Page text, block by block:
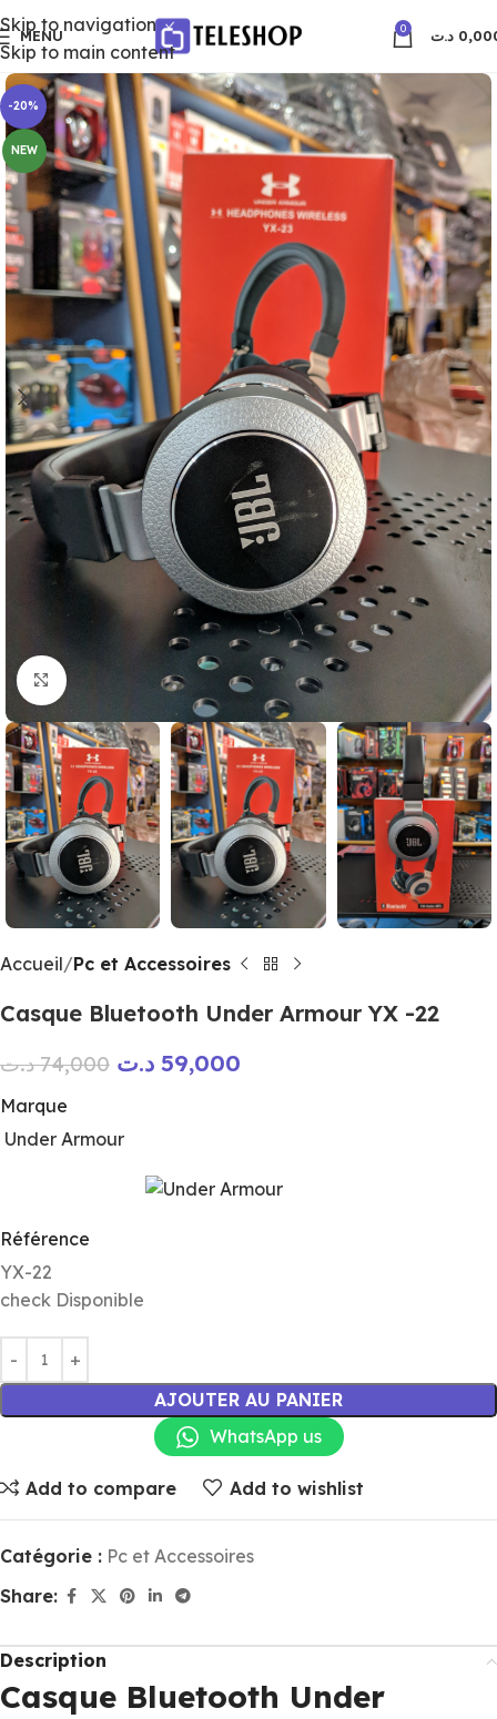
Skip to navigation
Skip to main content
MENU 0 د.ت
-20%
NEW
Click to enlarge
Accueil Pc et Accessoires
Casque Bluetooth Under Armour YX -22
74,000 د.ت 59,000 د.ت
Marque
Under Armour
Référence
YX-22
check Disponible
AJOUTER AU PANIER
WhatsApp us
Add to compare Add to wishlist
Catégorie : Pc et Accessoires
Share:
Description
Casque Bluetooth Under